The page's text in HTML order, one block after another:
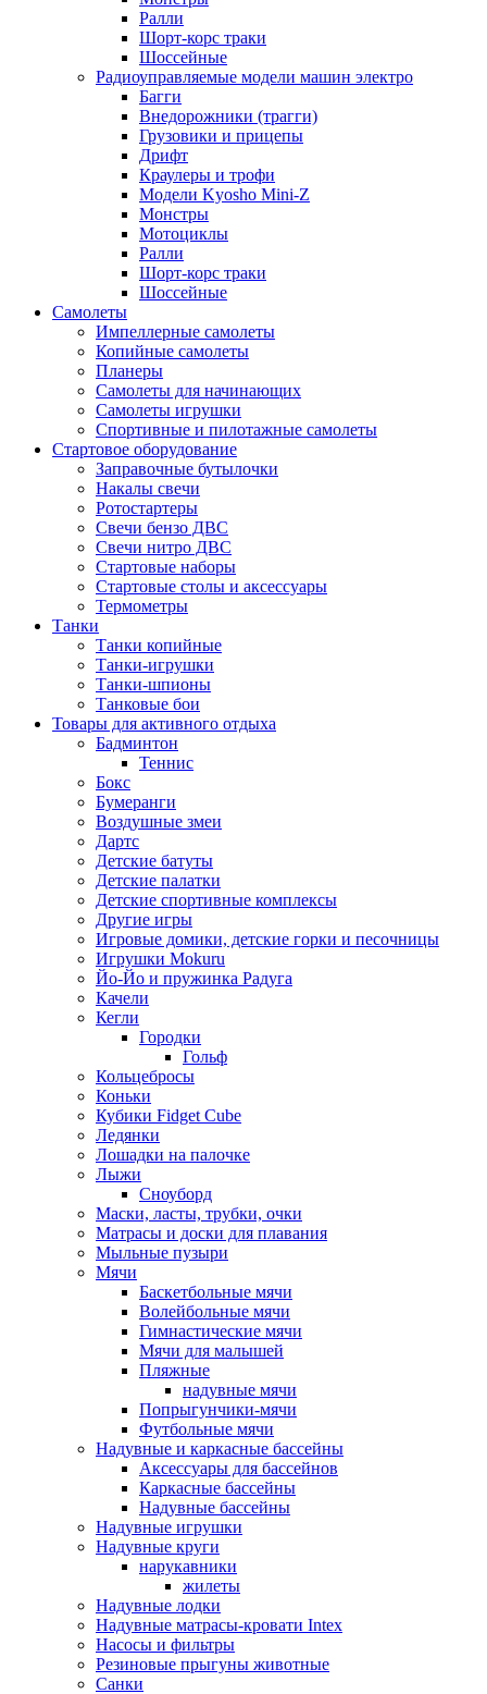
Ралли
Шорт-корс траки
Шоссейные
Радиоуправляемые модели машин электро
Багги
Внедорожники (трагги)
Грузовики и прицепы
Дрифт
Краулеры и трофи
Модели Kyosho Mini-Z
Монстры
Мотоциклы
Ралли
Шорт-корс траки
Шоссейные
Самолеты
Импеллерные самолеты
Копийные самолеты
Планеры
Самолеты для начинающих
Самолеты игрушки
Спортивные и пилотажные самолеты
Стартовое оборудование
Заправочные бутылочки
Накалы свечи
Ротостартеры
Свечи бензо ДВС
Свечи нитро ДВС
Стартовые наборы
Стартовые столы и аксессуары
Термометры
Танки
Танки копийные
Танки-игрушки
Танки-шпионы
Танковые бои
Товары для активного отдыха
Бадминтон
Теннис
Бокс
Бумеранги
Воздушные змеи
Дартс
Детские батуты
Детские палатки
Детские спортивные комплексы
Другие игры
Игровые домики, детские горки и песочницы
Игрушки Mokuru
Йо-Йо и пружинка Радуга
Качели
Кегли
Городки
Гольф
Кольцебросы
Коньки
Кубики Fidget Cube
Ледянки
Лошадки на палочке
Лыжи
Сноуборд
Маски, ласты, трубки, очки
Матрасы и доски для плавания
Мыльные пузыри
Мячи
Баскетбольные мячи
Волейбольные мячи
Гимнастические мячи
Мячи для малышей
Пляжные
надувные мячи
Попрыгунчики-мячи
Футбольные мячи
Надувные и каркасные бассейны
Аксессуары для бассейнов
Каркасные бассейны
Надувные бассейны
Надувные игрушки
Надувные круги
нарукавники
жилеты
Надувные лодки
Надувные матрасы-кровати Intex
Насосы и фильтры
Резиновые прыгуны животные
Санки